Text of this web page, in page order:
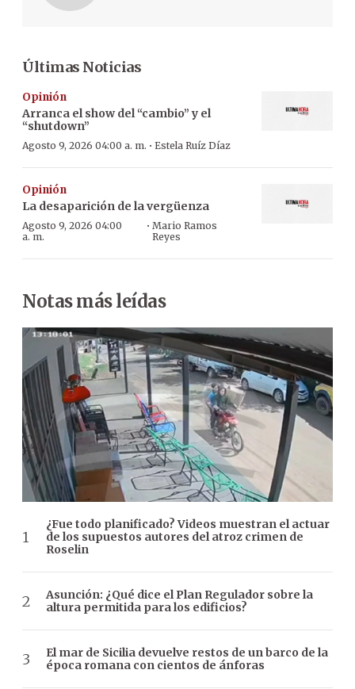
Últimas Noticias
Opinión
Arranca el show del “cambio” y el
“shutdown”
Agosto 9, 2026 04:00 a. m. · Estela Ruíz Díaz
Opinión
La desaparición de la vergüenza
Agosto 9, 2026 04:00
a. m.
· Mario Ramos
Reyes
Notas más leídas
¿Fue todo planificado? Videos muestran el actuar
de los supuestos autores del atroz crimen de
Roselin
Asunción: ¿Qué dice el Plan Regulador sobre la
altura permitida para los edificios?
El mar de Sicilia devuelve restos de un barco de la
época romana con cientos de ánforas